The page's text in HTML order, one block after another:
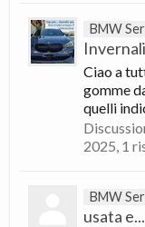
BMW
Invernali
Ciao a
gomme
quelli
2025, 1
BMW
usata